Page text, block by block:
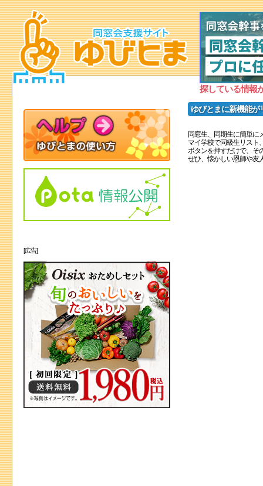
探している情報
ゆびとまに新機能が
同窓生、同期生に簡単に
マイ学校で同級生リスト
ボタンを押すだけで、そ
ぜひ、懐かしい恩師や友
[広告]